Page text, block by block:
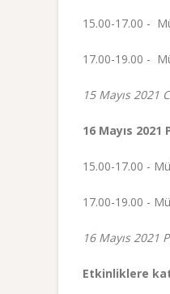
15.00-17.00 -
17.00-19.00 -
15 Mayıs
16 Mayıs 2021
15.00-17.00 -
17.00-19.00 -
16 Mayıs
Etkinliklere